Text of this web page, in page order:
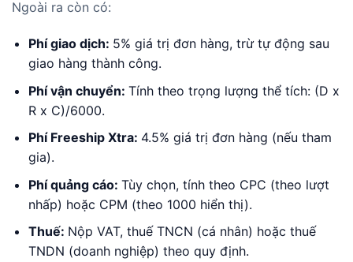
Ngoài ra còn có:
Phí giao dịch: 5% giá trị đơn hàng, trừ tự động sau
giao hàng thành công.
Phí vận chuyển: Tính theo trọng lượng thể tích: (D x
R x C)/6000.
Phí Freeship Xtra: 4.5% giá trị đơn hàng (nếu tham
gia).
Phí quảng cáo: Tùy chọn, tính theo CPC (theo lượt
nhấp) hoặc CPM (theo 1000 hiển thị).
Thuế: Nộp VAT, thuế TNCN (cá nhân) hoặc thuế
TNDN (doanh nghiệp) theo quy định.